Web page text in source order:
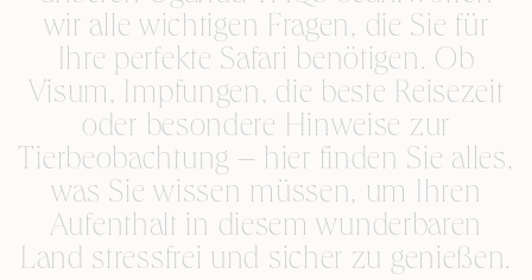
wir alle wichtigen Fragen, die Sie für
Ihre perfekte Safari benötigen. Ob
Visum, Impfungen, die beste Reisezeit
oder besondere Hinweise zur
Tierbeobachtung – hier finden Sie alles,
was Sie wissen müssen, um Ihren
Aufenthalt in diesem wunderbaren
Land stressfrei und sicher zu genießen.